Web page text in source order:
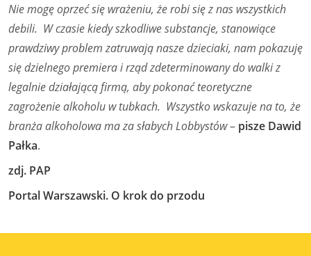
Nie mogę oprzeć się wrażeniu, że robi się z nas wszystkich
debili. W czasie kiedy szkodliwe substancje, stanowiące
prawdziwy problem zatruwają nasze dzieciaki, nam pokazuję
się dzielnego premiera i rząd zdeterminowany do walki z
legalnie działającą firmą, aby pokonać teoretyczne
zagrożenie alkoholu w tubkach. Wszystko wskazuje na to, że
branża alkoholowa ma za słabych Lobbystów– pisze Dawid
Pałka.
zdj. PAP
Portal Warszawski. O krok do przodu